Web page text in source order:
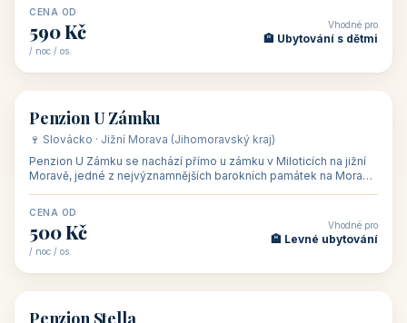
CENA OD
590 Kč
/ noc / os.
Vhodné pro
🏨 Ubytování s dětmi
🏡 penzion
Penzion U Zámku
🍷 Slovácko · Jižní Morava (Jihomoravský kraj)
Penzion U Zámku se nachází přímo u zámku v Miloticích na jižní
Moravě, jedné z nejvýznamnějších barokních památek na Moravě,
CENA OD
500 Kč
/ noc / os.
Vhodné pro
🏨 Levné ubytování
🏡 penzion
Penzion Stella